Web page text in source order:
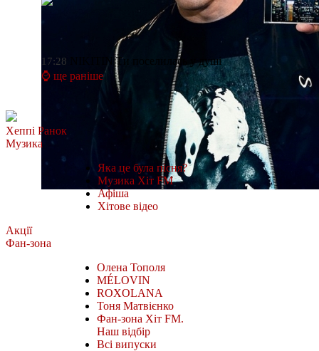
17:28 NIKITIN Ти поселилась у душі
⌚ ще раніше
Хеппі Ранок
Музика
Яка це була пісня?
Музика Хіт FM
Афіша
Хітове відео
Акції
Фан-зона
Олена Тополя
MÉLOVIN
ROXOLANA
Тоня Матвієнко
Фан-зона Хіт FM.
Наш відбір
Всі випуски